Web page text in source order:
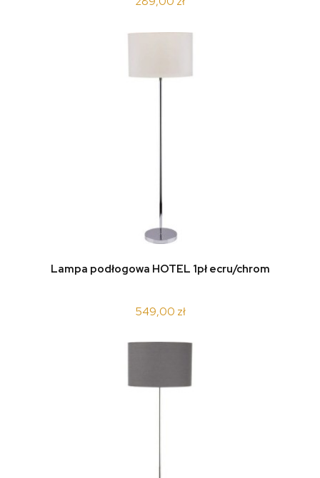
Lampa podłogowa HOTEL 1pł ecru/chrom
549,00 zł